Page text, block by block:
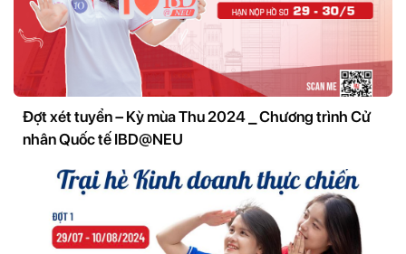
Đợt xét tuyển – Kỳ mùa Thu 2024 _ Chương trình Cử
nhân Quốc tế IBD@NEU